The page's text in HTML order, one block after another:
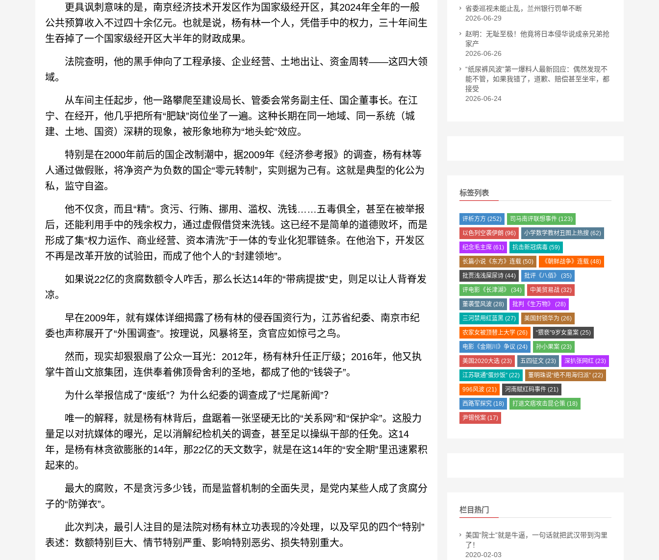
更具讽刺意味的是，南京经济技术开发区作为国家级经开区，其2024年全年的一般
公共预算收入不过四十余亿元。也就是说，杨有林一个人，凭借手中的权力，三十年间生
生吞掉了一个国家级经开区大半年的财政成果。
法院查明，他的黑手伸向了工程承接、企业经营、土地出让、资金周转——这四大领
域。
从车间主任起步，他一路攀爬至建设局长、管委会常务副主任、国企董事长。在江
宁、在经开，他几乎把所有“肥缺”岗位坐了一遍。这种长期在同一地域、同一系统（城
建、土地、国资）深耕的现象，被形象地称为“地头蛇”效应。
特别是在2000年前后的国企改制潮中，据2009年《经济参考报》的调查，杨有林等
人通过做假账，将净资产为负数的国企“零元转制”，实则据为己有。这就是典型的化公为
私，监守自盗。
他不仅贪，而且“精”。贪污、行贿、挪用、滥权、洗钱……五毒俱全，甚至在被举报
后，还能利用手中的残余权力，通过虚假借贷来洗钱。这已经不是简单的道德败坏，而是
形成了集“权力运作、商业经营、资本清洗”于一体的专业化犯罪链条。在他治下，开发区
不再是改革开放的试验田，而成了他个人的“封建领地”。
如果说22亿的贪腐数额令人咋舌，那么长达14年的“带病提拔”史，则足以让人背脊发
凉。
早在2009年，就有媒体详细揭露了杨有林的侵吞国资行为，江苏省纪委、南京市纪
委也声称展开了“外围调查”。按理说，风暴将至，贪官应如惊弓之鸟。
然而，现实却狠狠扇了公众一耳光：2012年，杨有林升任正厅级；2016年，他又执
掌牛首山文旅集团，连供奉着佛顶骨舍利的圣地，都成了他的“钱袋子”。
为什么举报信成了“废纸”？为什么纪委的调查成了“烂尾新闻”？
唯一的解释，就是杨有林背后，盘踞着一张坚硬无比的“关系网”和“保护伞”。这股力
量足以对抗媒体的曝光，足以消解纪检机关的调查，甚至足以操纵干部的任免。这14
年，是杨有林贪欲膨胀的14年，那22亿的天文数字，就是在这14年的“安全期”里迅速累积
起来的。
最大的腐败，不是贪污多少钱，而是监督机制的全面失灵，是党内某些人成了贪腐分
子的“防弹衣”。
此次判决，最引人注目的是法院对杨有林立功表现的冷处理，以及罕见的四个“特别”
表述：数额特别巨大、情节特别严重、影响特别恶劣、损失特别重大。
省委巡视未能止乱，兰州银行罚单不断
2026-06-29
赵明：无耻至极！他竟将日本侵华说成亲兄弟抢
家产
2026-06-26
“纸尿裤风波”第一爆料人最新回应：偶然发现不
能不管，如果我错了，道歉、赔偿甚至坐牢，都
接受
2026-06-24
标签列表
评析方方 (252) 司马南评联想事件 (123)
以色列空袭伊朗 (96) 小学数学教材丑图上热搜 (62)
纪念毛主席 (61) 抗击新冠病毒 (59)
长篇小说《东方》连载 (50) 《朝鲜战争》连载 (48)
批贾浅浅屎尿诗 (44) 批评《八佰》 (35)
评电影《长津湖》 (34) 中美贸易战 (32)
董袭莹风波 (28) 批判《生万物》 (28)
三河禁用红蓝黑 (27) 美国封锁华为 (26)
农家女被顶替上大学 (26) “猥亵”9岁女童案 (25)
电影《金刚川》争议 (24) 孙小果案 (23)
美国2020大选 (23) 五四征文 (23) 深扒张网红 (23)
江苏联通“蛋炒饭” (22) 董明珠说“绝不用海归派” (22)
996风波 (21) 河南赋红码事件 (21)
西路军探究 (18) 打退文痞攻击昆仑策 (18)
尹锡悦案 (17)
栏目热门
美国“院士”就是牛逼，一句话就把武汉带到沟里
了！
2020-02-03